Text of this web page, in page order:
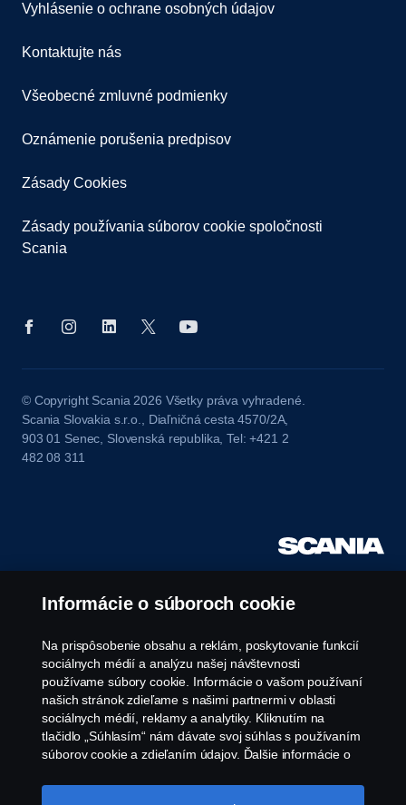
Vyhlásenie o ochrane osobných údajov
Kontaktujte nás
Všeobecné zmluvné podmienky
Oznámenie porušenia predpisov
Zásady Cookies
Zásady používania súborov cookie spoločnosti
Scania
© Copyright Scania 2026 Všetky práva vyhradené.
Scania Slovakia s.r.o., Diaľničná cesta 4570/2A,
903 01 Senec, Slovenská republika, Tel: +421 2
482 08 311
Informácie o súboroch cookie
Na prispôsobenie obsahu a reklám, poskytovanie funkcií
sociálnych médií a analýzu našej návštevnosti
používame súbory cookie. Informácie o vašom používaní
našich stránok zdieľame s našimi partnermi v oblasti
sociálnych médií, reklamy a analytiky. Kliknutím na
tlačidlo „Súhlasím“ nám dávate svoj súhlas s používaním
súborov cookie a zdieľaním údajov. Ďalšie informácie o
o súboroch cookie, ktorú nájdete kliknutím na odkaz za